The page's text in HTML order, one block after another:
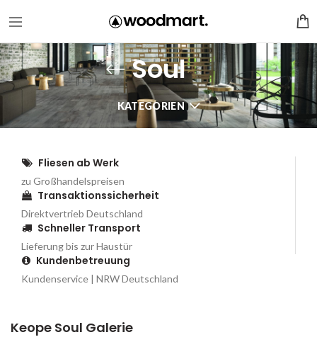
Soul
KATEGORIEN
Fliesen ab Werk
zu Großhandelspreisen
Transaktionssicherheit
Direktvertrieb Deutschland
Schneller Transport
Lieferung bis zur Haustür
Kundenbetreuung
Kundenservice | NRW Deutschland
Keope Soul Galerie